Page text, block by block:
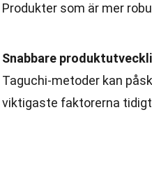
Produkter som är mer
Snabbare
Taguchi-metoder kan
viktigaste faktorerna